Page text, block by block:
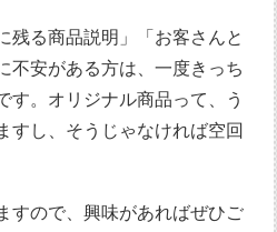
残る商品説明」「お客さんと
不安がある方は、一度きっち
す。オリジナル商品って、う
すし、そうじゃなければ空回
すので、興味があればぜひご